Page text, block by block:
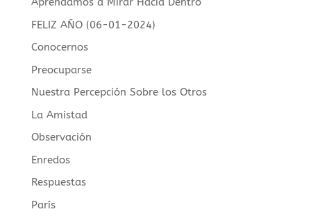
FELIZ AÑO (06-01-2024)
Conocernos
Preocuparse
Nuestra Percepción Sobre los Otros
La Amistad
Observación
Enredos
Respuestas
París